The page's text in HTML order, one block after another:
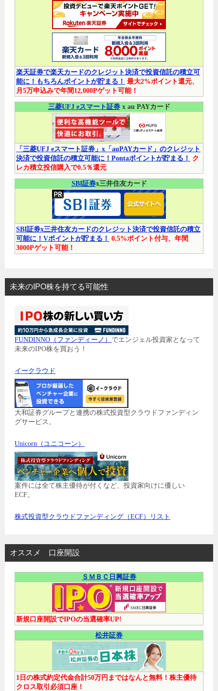
楽天証券で楽天カードのクレジット決済で投資信託の積立可
能に！もちろんポイントが貯まる！ 最大2%ポイント還元、
月5万申込みで年間12,000Pゲット可能！
三菱UFJ eスマート証券x au PAYカード
「三菱UFJ eスマート証券」x「auPAYカード」のクレジット
決済で投資信託の積立可能に！Pontaポイントが貯まる！
ク
レカ積立投信購入で0.5％還元
SBI証券x三井住友カード
SBI証券x三井住友カードのクレジット決済で投資信託の積立
可能に！Vポイントが貯まる！ 0.5%ポイント付与、年間
3000Pゲット可能！
未来のIPO株を持てる可能性
FUNDINNO（ファンディーノ） でエンジェル投資家となって
未来のIPO株を買おう！
イークラウド
大和証券グループと連携の株式投資型クラウドファンディン
グサービス。
Unicorn（ユニコーン）
案件には全て株主優待が付くなど、投資家向けに優しい
ECF。
株式投資型クラウドファンディング（ECF）リスト
オススメ 口座開設
ＳＭＢＣ日興証券
新規口座開設でIPOの当選確率UP!
松井証券
1日の株式約定代金合計50万円まではなんと無料！株主優待
クロス取引必須口座！